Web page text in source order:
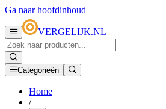
Ga naar hoofdinhoud
VERGELIJK.NL
Categorieën
Home
/